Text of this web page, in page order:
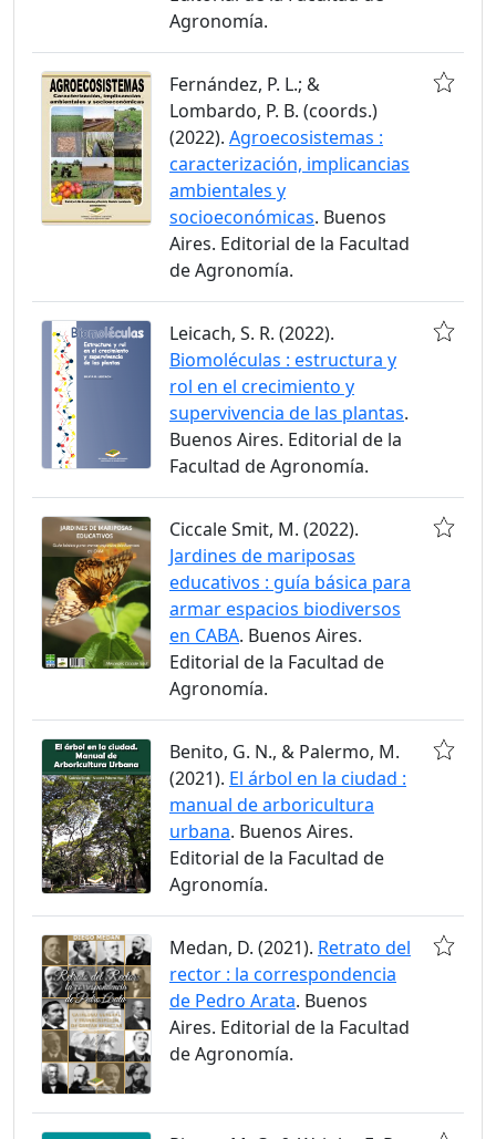
Agronomía.
Fernández, P. L.; &
Lombardo, P. B. (coords.)
(2022). Agroecosistemas :
caracterización, implicancias
ambientales y
socioeconómicas. Buenos
Aires. Editorial de la Facultad
de Agronomía.
Leicach, S. R. (2022).
Biomoléculas : estructura y
rol en el crecimiento y
supervivencia de las plantas.
Buenos Aires. Editorial de la
Facultad de Agronomía.
Ciccale Smit, M. (2022).
Jardines de mariposas
educativos : guía básica para
armar espacios biodiversos
en CABA. Buenos Aires.
Editorial de la Facultad de
Agronomía.
Benito, G. N., & Palermo, M.
(2021). El árbol en la ciudad :
manual de arboricultura
urbana. Buenos Aires.
Editorial de la Facultad de
Agronomía.
Medan, D. (2021). Retrato del
rector : la correspondencia
de Pedro Arata. Buenos
Aires. Editorial de la Facultad
de Agronomía.